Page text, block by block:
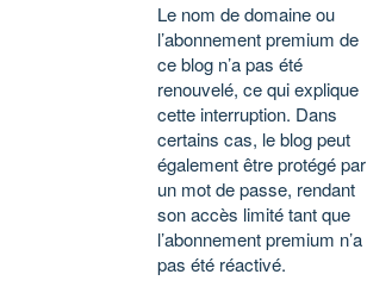
Le nom de domaine ou
l’abonnement premium de
ce blog n’a pas été
renouvelé, ce qui explique
cette interruption. Dans
certains cas, le blog peut
également être protégé par
un mot de passe, rendant
son accès limité tant que
l’abonnement premium n’a
pas été réactivé.